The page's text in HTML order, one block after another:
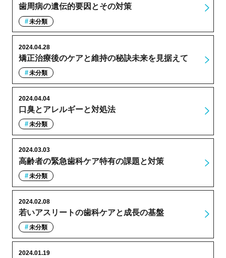
歯周病の遺伝的要因とその対策
未分類
矯正治療後のケアと維持の秘訣未来を見据えて
2024.04.28
未分類
口臭とアレルギーと対処法
2024.04.04
未分類
高齢者の緊急歯科ケア特有の課題と対策
2024.03.03
未分類
若いアスリートの歯科ケアと成長の基盤
2024.02.08
未分類
2024.01.19